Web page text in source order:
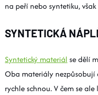
na peří nebo syntetiku,
SYNTETICKÁ
Syntetický materiál se dělí
Oba materiály nezpůsobují
rychle schnou. V čem se ale